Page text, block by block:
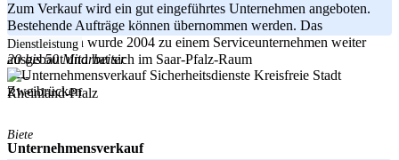
Zum Verkauf wird ein gut eingeführtes Unternehmen angeboten.
Bestehende Aufträge können übernommen werden. Das
Unternehmen wurde 2004 zu einem Serviceunternehmen weiter
ausgebaut und hat sich im Saar-Pfalz-Raum
-----
Rheinland-Pfalz
Dienstleistung
20 bis 50 Mitarbeiter
Kreisfreie Stadt
Zweibrücken
Biete
Unternehmensverkauf